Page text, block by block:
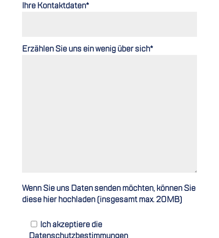
Ihre Kontaktdaten*
Erzählen Sie uns ein wenig über sich*
Wenn Sie uns Daten senden möchten, können Sie
diese hier hochladen (insgesamt max. 20MB)
Ich akzeptiere die